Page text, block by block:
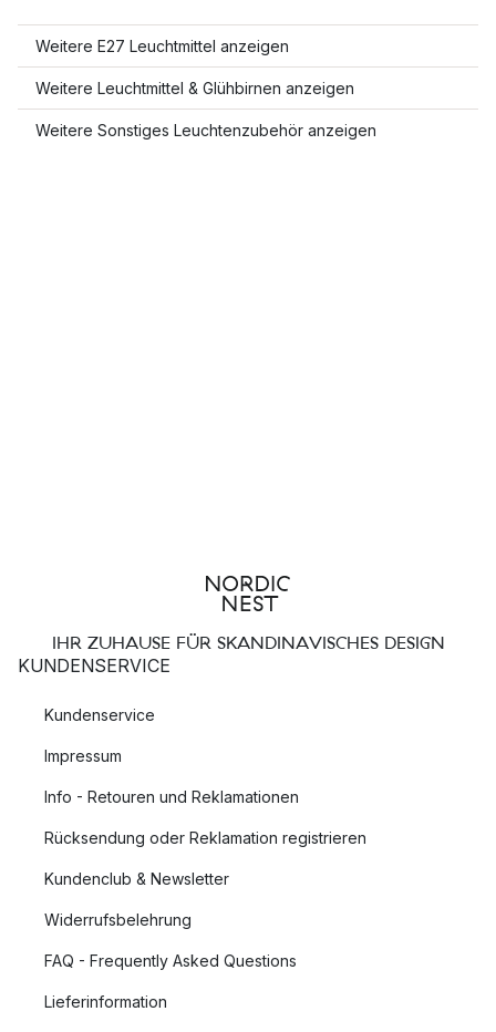
Weitere E27 Leuchtmittel anzeigen
Weitere Leuchtmittel & Glühbirnen anzeigen
Weitere Sonstiges Leuchtenzubehör anzeigen
IHR ZUHAUSE FÜR SKANDINAVISCHES DESIGN
KUNDENSERVICE
Kundenservice
Impressum
Info - Retouren und Reklamationen
Rücksendung oder Reklamation registrieren
Kundenclub & Newsletter
Widerrufsbelehrung
FAQ - Frequently Asked Questions
Lieferinformation